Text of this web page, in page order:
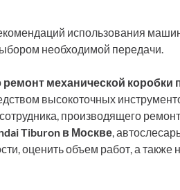
использования
необходимой передачи.
ремонт механической коробки
высокоточных
производящего
Tiburon в Москве,
оценить объем работ, а